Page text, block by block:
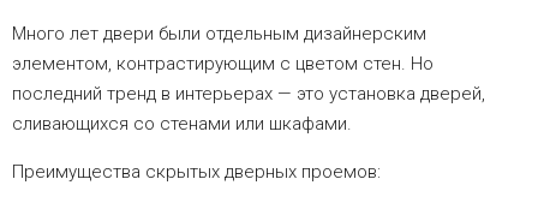
Много лет двери были отдельным дизайнерским
элементом, контрастирующим с цветом стен. Но
последний тренд в интерьерах — это установка дверей,
сливающихся со стенами или шкафами.
Преимущества скрытых дверных проемов: